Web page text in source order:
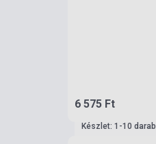
6 575 Ft
Készlet: 1-10 darab